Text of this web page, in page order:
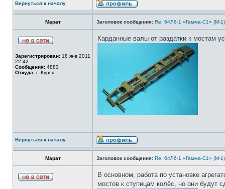
Вернуться к началу
Марат Заголовок сообщения: Re: 64Л6-1 «Гамма-С1» (М-
Зарегистрирован: 18 янв 2011
22:42
Сообщения: 4883
Откуда: г. Курск
Карданные валы от раздатки к мостам
Вернуться к началу
Марат Заголовок сообщения: Re: 64Л6-1 «Гамма-С1» (М-
В основном, работа по установке
мостов к ступицам колёс, но они будут